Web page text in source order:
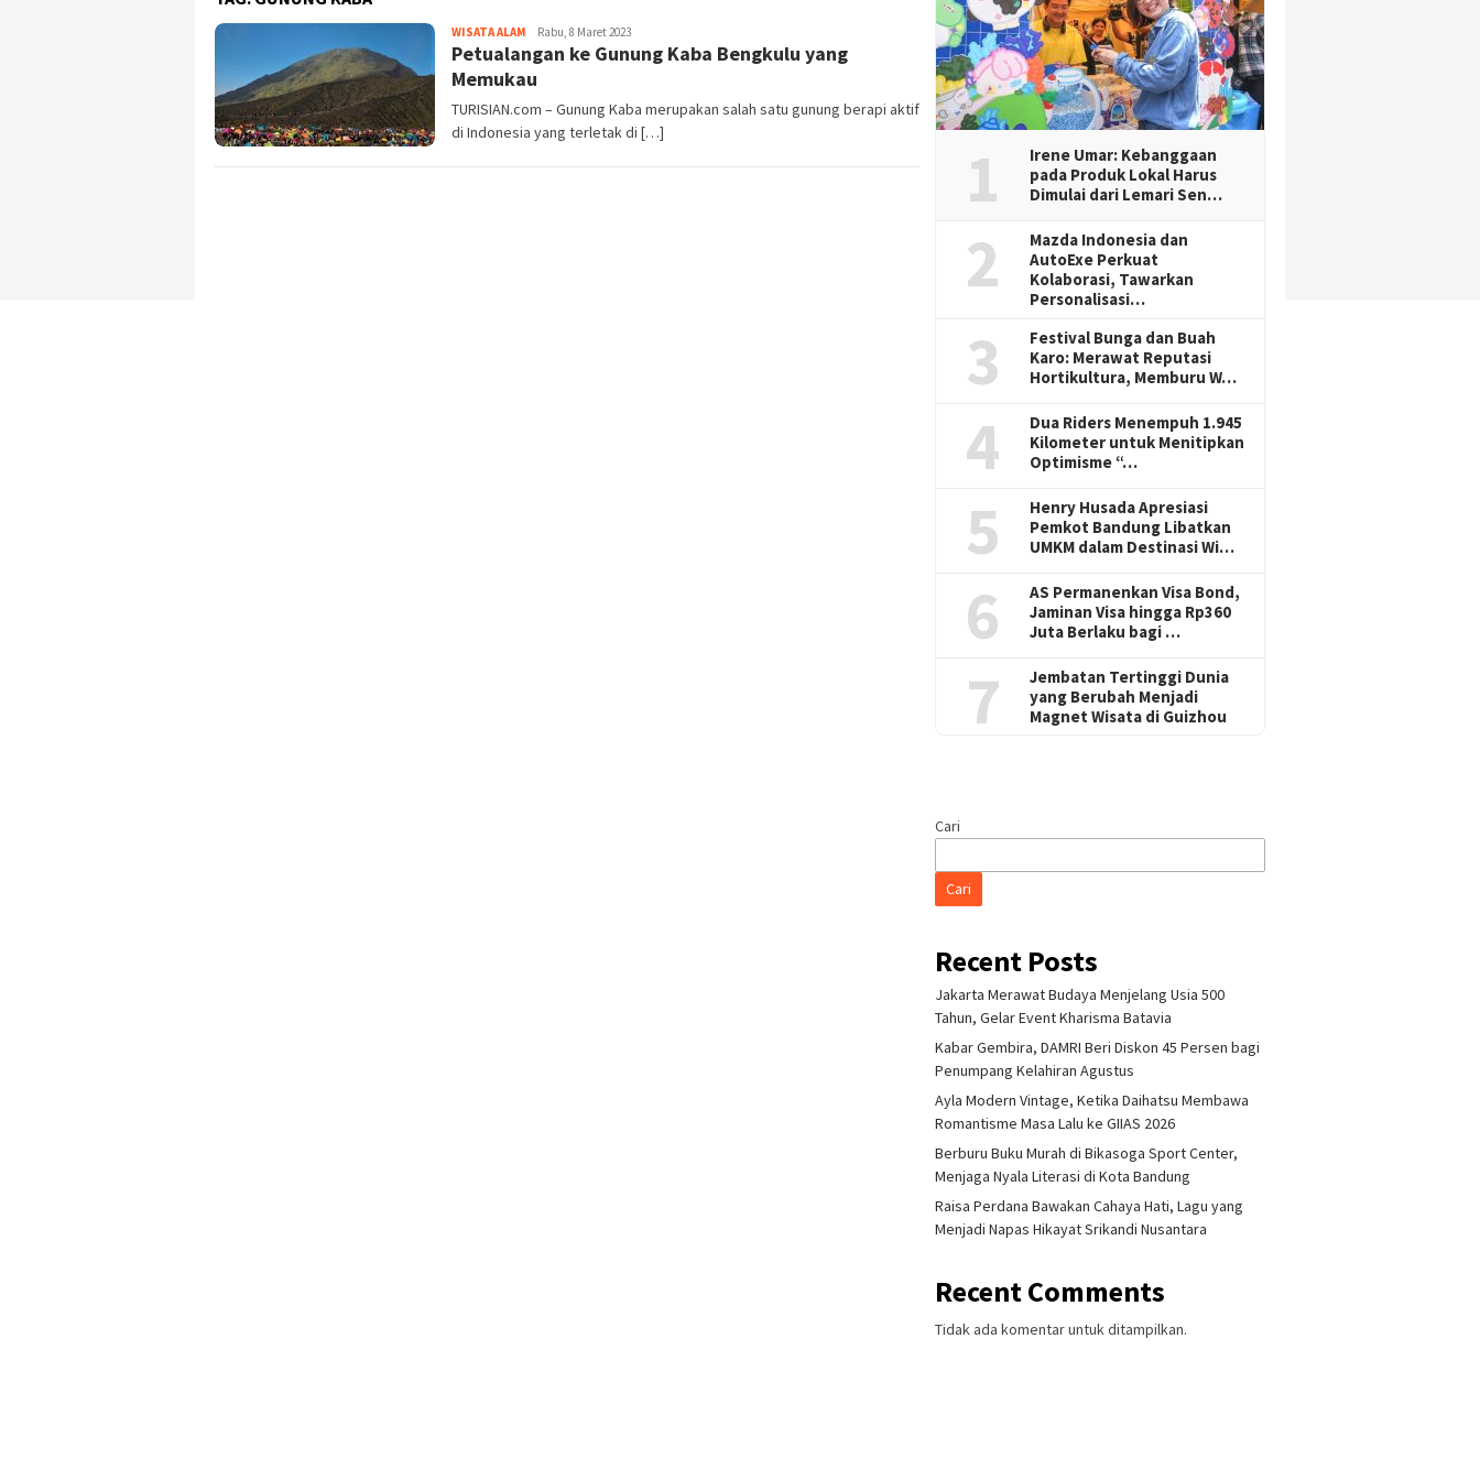
WISATA ALAM Iwan
Gunawan
Rabu, 8 Maret 2023
Petualangan ke Gunung Kaba Bengkulu yang
Memukau
TURISIAN.com – Gunung Kaba merupakan salah satu gunung berapi aktif
di Indonesia yang terletak di […]
1
Irene Umar: Kebanggaan
pada Produk Lokal Harus
Dimulai dari Lemari Sen…
2
Mazda Indonesia dan
AutoExe Perkuat
Kolaborasi, Tawarkan
Personalisasi…
3
Festival Bunga dan Buah
Karo: Merawat Reputasi
Hortikultura, Memburu W…
4
Dua Riders Menempuh 1.945
Kilometer untuk Menitipkan
Optimisme “…
5
Henry Husada Apresiasi
Pemkot Bandung Libatkan
UMKM dalam Destinasi Wi…
6
AS Permanenkan Visa Bond,
Jaminan Visa hingga Rp360
Juta Berlaku bagi …
7
Jembatan Tertinggi Dunia
yang Berubah Menjadi
Magnet Wisata di Guizhou
Cari
Cari
Recent Posts
Jakarta Merawat Budaya Menjelang Usia 500
Tahun, Gelar Event Kharisma Batavia
Kabar Gembira, DAMRI Beri Diskon 45 Persen bagi
Penumpang Kelahiran Agustus
Ayla Modern Vintage, Ketika Daihatsu Membawa
Romantisme Masa Lalu ke GIIAS 2026
Berburu Buku Murah di Bikasoga Sport Center,
Menjaga Nyala Literasi di Kota Bandung
Raisa Perdana Bawakan Cahaya Hati, Lagu yang
Menjadi Napas Hikayat Srikandi Nusantara
Recent Comments
Tidak ada komentar untuk ditampilkan.